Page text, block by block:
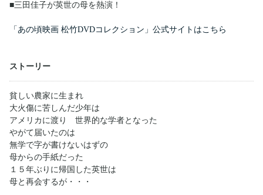
■三田佳子が英世の母を熱演！
「あの頃映画 松竹DVDコレクション」公式サイトはこちら
ストーリー
貧しい農家に生まれ
大火傷に苦しんだ少年は
アメリカに渡り 世界的な学者となった
やがて届いたのは
無学で字が書けないはずの
母からの手紙だった
１５年ぶりに帰国した英世は
母と再会するが・・・